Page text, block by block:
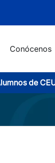
Conócenos
de